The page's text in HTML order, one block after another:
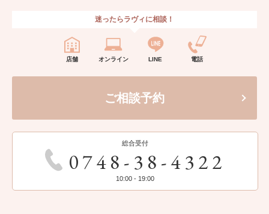
迷ったらラヴィに相談！
店舗 オンライン LINE 電話
ご相談予約
総合受付
0748-38-4322
10:00 - 19:00